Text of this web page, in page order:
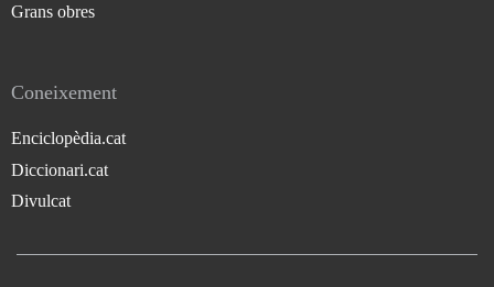
Grans obres
Coneixement
Enciclopèdia.cat
Diccionari.cat
Divulcat